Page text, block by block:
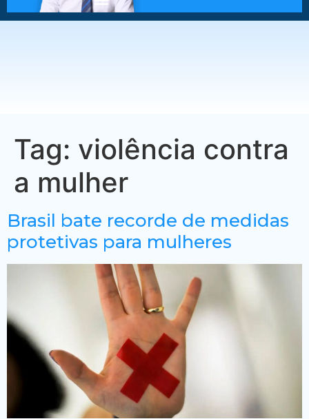
Tag: violência contra
a mulher
Brasil bate recorde de medidas
protetivas para mulheres